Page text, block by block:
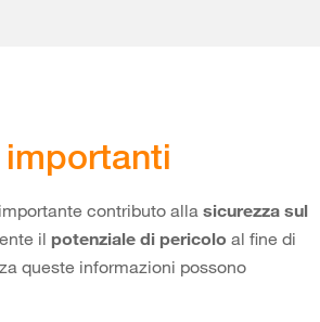
contributo alla sicurezza sul
il potenziale di pericolo al fine di
queste informazioni possono